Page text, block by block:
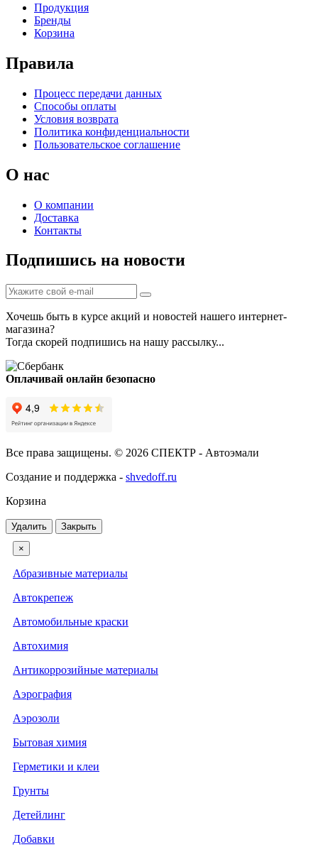
Продукция
Бренды
Корзина
Правила
Процесс передачи данных
Способы оплаты
Условия возврата
Политика конфиденциальности
Пользовательское соглашение
О нас
О компании
Доставка
Контакты
Подпишись на новости
Хочешь быть в курсе акций и новостей нашего интернет-
магазина?
Тогда скорей подпишись на нашу рассылку...
Оплачивай онлайн безопасно
Все права защищены. © 2026 СПЕКТР - Автоэмали
Создание и поддержка - shvedoff.ru
Корзина
Удалить Закрыть
×
Абразивные материалы
Автокрепеж
Автомобильные краски
Автохимия
Антикоррозийные материалы
Аэрография
Аэрозоли
Бытовая химия
Герметики и клеи
Грунты
Детейлинг
Добавки